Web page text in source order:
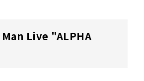
Man Live "ALPHA